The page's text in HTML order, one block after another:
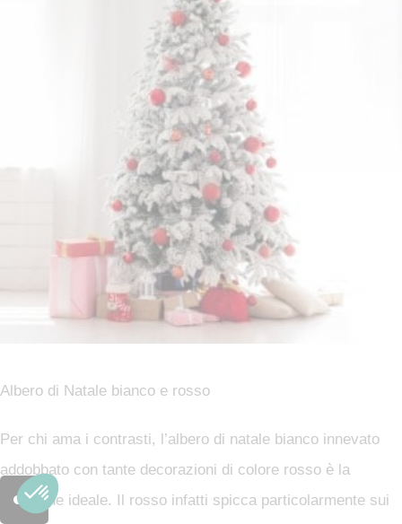
Albero di Natale bianco e rosso
Per chi ama i contrasti, l’albero di natale bianco innevato
addobbato con tante decorazioni di colore rosso è la
soluzione ideale. Il rosso infatti spicca particolarmente sui